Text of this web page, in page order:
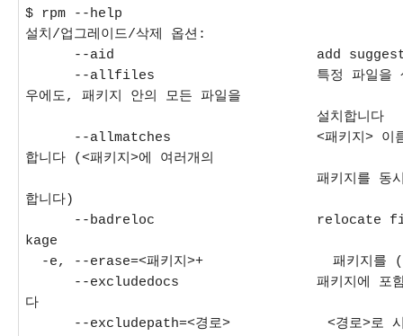
$ rpm --help
설치/업그레이드/삭제 옵션:
--aid add suggested
--allfiles 특정 파일을 생략하기 위
우에도, 패키지 안의 모든 파일을
설치합니다
--allmatches <패키지> 이름과 일치
합니다 (<패키지>에 여러개의
패키지를 동시에 지정할 경
합니다)
--badreloc relocate files in
kage
-e, --erase=<패키지>+ 패키지를 (제거
--excludedocs 패키지에 포함된 문서
다
--excludepath=<경로> <경로>로 시작되는